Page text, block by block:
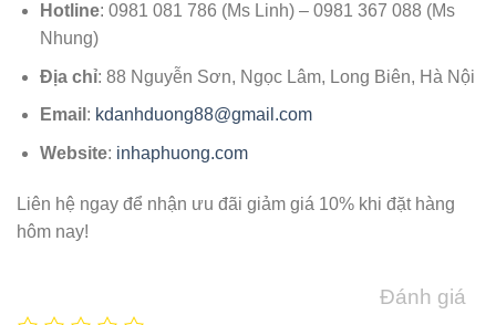
Hotline: 0981 081 786 (Ms Linh) – 0981 367 088 (Ms
Nhung)
Địa chỉ: 88 Nguyễn Sơn, Ngọc Lâm, Long Biên, Hà Nội
Email : kdanhduong88@gmail.com
Website: inhaphuong.com
Liên hệ ngay để nhận ưu đãi giảm giá 10% khi đặt hàng
hôm nay!
Đánh giá